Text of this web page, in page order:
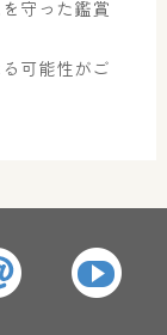
ナ・岩盤浴
ディケア
守った鑑賞
可能性がご